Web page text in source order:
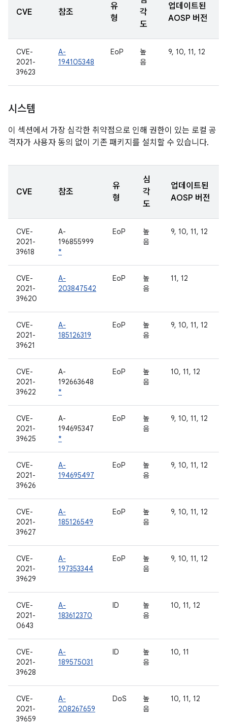
CVE 참조
유
형
각
도
업데이트된
AOSP 버전
CVE-
2021-
39623
A-
194105348
EoP
높
음
9, 10, 11, 12
시스템
이 섹션에서 가장 심각한 취약점으로 인해 권한이 있는 로컬 공
격자가 사용자 동의 없이 기존 패키지를 설치할 수 있습니다.
CVE 참조
유
형
심
각
도
업데이트된
AOSP 버전
CVE-
2021-
39618
A-
196855999
*
EoP
높
음
9, 10, 11, 12
CVE-
2021-
39620
A-
203847542
EoP
높
음
11, 12
CVE-
2021-
39621
A-
185126319
EoP
높
음
9, 10, 11, 12
CVE-
2021-
39622
A-
192663648
*
EoP
높
음
10, 11, 12
CVE-
2021-
39625
A-
194695347
*
EoP
높
음
9, 10, 11, 12
CVE-
2021-
39626
A-
194695497
EoP
높
음
9, 10, 11, 12
CVE-
2021-
39627
A-
185126549
EoP
높
음
9, 10, 11, 12
CVE-
2021-
39629
A-
197353344
EoP
높
음
9, 10, 11, 12
CVE-
2021-
0643
A-
183612370
ID
높
음
10, 11, 12
CVE-
2021-
39628
A-
189575031
ID
높
음
10, 11
CVE-
2021-
39659
A-
208267659
DoS
높
음
10, 11, 12